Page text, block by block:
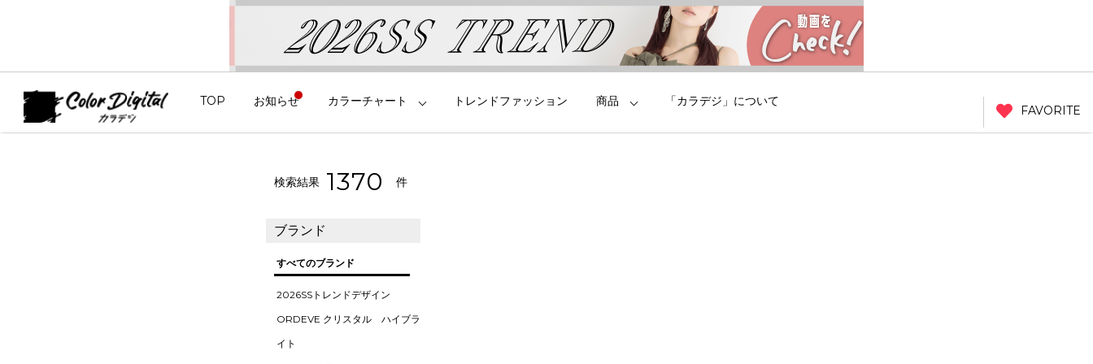
TOP お知らせ カラーチャート トレンドファッション 商品 「カラデジ」について
FAVORITE
検索結果 1370 件
ブランド
すべてのブランド
2026SSトレンドデザイン
ORDEVE クリスタル ハイブラ
イト